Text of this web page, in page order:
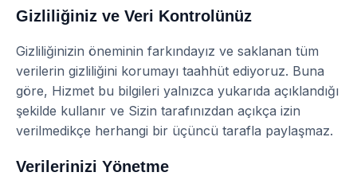
Gizliliğiniz ve Veri Kontrolünüz
Gizliliğinizin öneminin farkındayız ve saklanan tüm
verilerin gizliliğini korumayı taahhüt ediyoruz. Buna
göre, Hizmet bu bilgileri yalnızca yukarıda açıklandığı
şekilde kullanır ve Sizin tarafınızdan açıkça izin
verilmedikçe herhangi bir üçüncü tarafla paylaşmaz.
Verilerinizi Yönetme